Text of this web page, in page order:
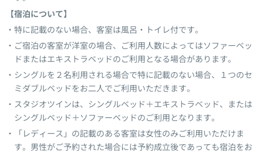
【宿泊について】
特に記載のない場合、客室は風呂・トイレ付です。
ご宿泊の客室が洋室の場合、ご利用人数によってはソファーベッ
ドまたはエキストラベッドのご利用となる場合があります。
シングルを２名利用される場合で特に記載のない場合、１つのセ
ミダブルベッドをお二人でご利用いただきます。
スタジオツインは、シングルベッド＋エキストラベッド、または
シングルベッド＋ソファーベッドのご利用となります。
「レディース」の記載のある客室は女性のみご利用いただけま
す。男性がご予約された場合には予約成立後であっても宿泊をお